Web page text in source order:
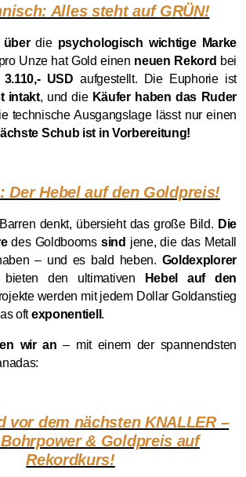
Alles steht auf GRÜN!
überdie psychologisch wichtige Marke
Unze hat Gold einen neuen Rekord bei
USD aufgestellt. Die Euphorie ist
intakt, und die Käufer haben das Ruder
technische Ausgangslage lässt nur einen
Schub ist in Vorbereitung!
Der Hebel auf den Goldpreis!
denkt, übersieht das große Bild. Die
des Goldbooms sind jene, die das Metall
– und es bald heben. Goldexplorer
den ultimativen
Hebel auf den
werden mit jedem Dollar Goldanstieg
oftexponentiell .
wir an – mit einem der spannendsten
vor dem nächsten KNALLER –
& Goldpreis auf
Rekordkurs!